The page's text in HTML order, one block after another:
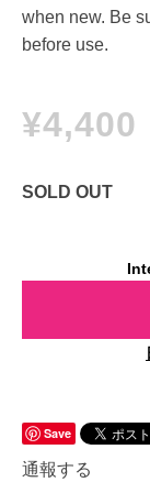
when new. Be
before use.
¥4,400
SOLD OUT
Save
通報する